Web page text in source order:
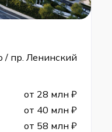
/ пр. Ленинский
от 28 млн ₽
от 40 млн ₽
от 58 млн ₽